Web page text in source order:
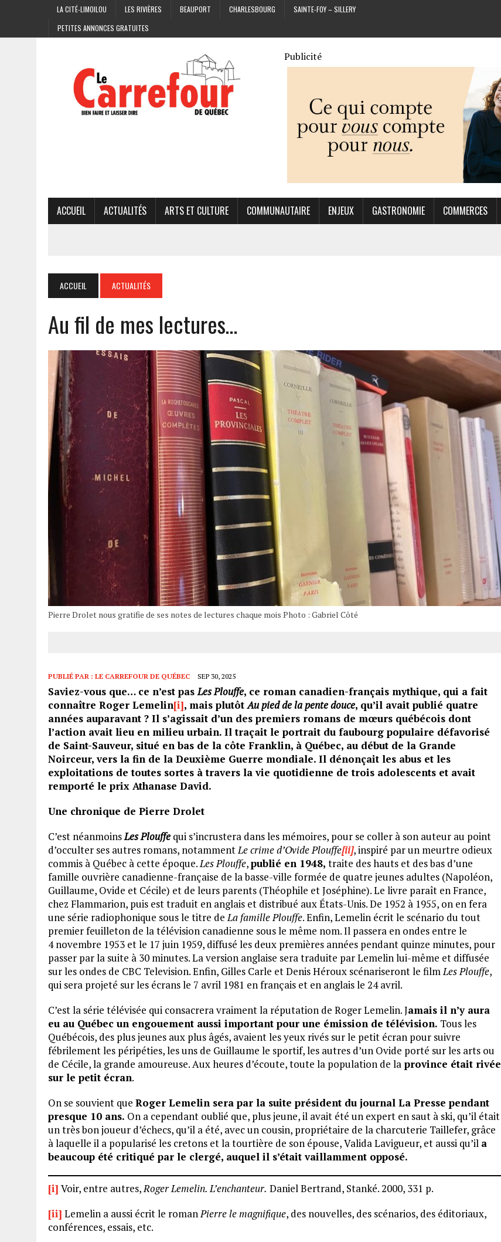
LA CITÉ-LIMOILOU LES RIVIÈRES BEAUPORT CHARLESBOURG
SAINTE-FOY – SILLERY
PETITES ANNONCES GRATUITES
Publicité
ACCUEIL ACTUALITÉS ARTS ET CULTURE COMMUNAUTAIRE ENJEUX GASTRONOMIE COMMERCES
ACCUEIL ACTUALITÉS
Au fil de mes lectures…
Pierre Drolet nous gratifie de ses notes de lectures chaque mois Photo : Gabriel Côté
PUBLIÉ PAR : LE CARREFOUR DE QUÉBEC SEP 30, 2025
Saviez-vous que… ce n’est pasLes Plouffe, ce roman canadien-français mythique, qui a fait
connaître Roger Lemelin[i], mais plutôtAu pied de la pente douce, qu’il avait publié quatre
années auparavant ? Il s’agissait d’un des premiers romans de mœurs québécois dont
l’action avait lieu en milieu urbain. Il traçait le portrait du faubourg populaire défavorisé
de Saint-Sauveur, situé en bas de la côte Franklin, à Québec, au début de la Grande
Noirceur, vers la fin de la Deuxième Guerre mondiale. Il dénonçait les abus et les
exploitations de toutes sortes à travers la vie quotidienne de trois adolescents et avait
remporté le prix Athanase David.
Une chronique de Pierre Drolet
C’est néanmoinsLes Plouffe qui s’incrustera dans les mémoires, pour se coller à son auteur au point
d’occulter ses autres romans, notammentLe crime d’Ovide Plouffe[ii], inspiré par un meurtre odieux
commis à Québec à cette époque.Les Plouffe,publié en 1948, traite des hauts et des bas d’une
famille ouvrière canadienne-française de la basse-ville formée de quatre jeunes adultes (Napoléon,
Guillaume, Ovide et Cécile) et de leurs parents (Théophile et Joséphine). Le livre paraît en France,
chez Flammarion, puis est traduit en anglais et distribué aux États-Unis. De 1952 à 1955, on en fera
une série radiophonique sous le titre deLa famille Plouffe. Enfin, Lemelin écrit le scénario du tout
premier feuilleton de la télévision canadienne sous le même nom. Il passera en ondes entre le
4 novembre 1953 et le 17 juin 1959, diffusé les deux premières années pendant quinze minutes, pour
passer par la suite à 30 minutes. La version anglaise sera traduite par Lemelin lui-même et diffusée
sur les ondes de CBC Television. Enfin, Gilles Carle et Denis Héroux scénariseront le filmLes Plouffe,
qui sera projeté sur les écrans le 7 avril 1981 en français et en anglais le 24 avril.
C’est la série télévisée qui consacrera vraiment la réputation de Roger Lemelin. Jamais il n’y aura
eu au Québec un engouement aussi important pour une émission de télévision. Tous les
Québécois, des plus jeunes aux plus âgés, avaient les yeux rivés sur le petit écran pour suivre
fébrilement les péripéties, les uns de Guillaume le sportif, les autres d’un Ovide porté sur les arts ou
de Cécile, la grande amoureuse. Aux heures d’écoute, toute la population de la province était rivée
sur le petit écran.
On se souvient que Roger Lemelin sera par la suite président du journal La Presse pendant
presque 10 ans. On a cependant oublié que, plus jeune, il avait été un expert en saut à ski, qu’il était
un très bon joueur d’échecs, qu’il a été, avec un cousin, propriétaire de la charcuterie Taillefer, grâce
à laquelle il a popularisé les cretons et la tourtière de son épouse, Valida Lavigueur, et aussi qu’il a
beaucoup été critiqué par le clergé, auquel il s’était vaillamment opposé.
[i] Voir, entre autres,Roger Lemelin. L’enchanteur. Daniel Bertrand, Stanké. 2000, 331 p.
[ii] Lemelin a aussi écrit le romanPierre le magnifique, des nouvelles, des scénarios, des éditoriaux,
conférences, essais, etc.